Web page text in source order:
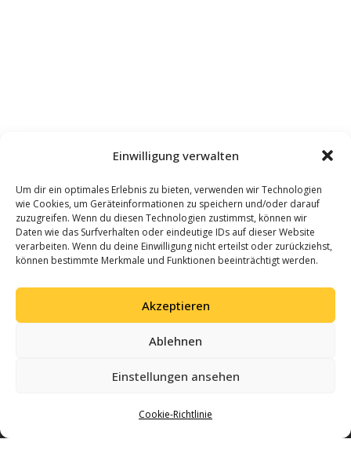
Einwilligung verwalten
Um dir ein optimales Erlebnis zu bieten, verwenden wir Technologien
wie Cookies, um Geräteinformationen zu speichern und/oder darauf
zuzugreifen. Wenn du diesen Technologien zustimmst, können wir
Daten wie das Surfverhalten oder eindeutige IDs auf dieser Website
verarbeiten. Wenn du deine Einwilligung nicht erteilst oder zurückziehst,
können bestimmte Merkmale und Funktionen beeinträchtigt werden.
Akzeptieren
Ablehnen
Einstellungen ansehen
Cookie-Richtlinie